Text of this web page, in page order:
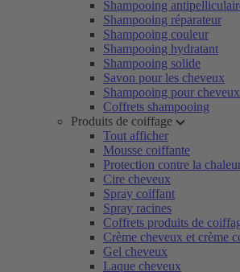
Shampooing
Shampooing réparateur
Shampooing couleur
Shampooing hydratant
Shampooing solide
Savon pour les cheveux
Shampooing pour
Coffrets shampooing
Produits de coiffage
Tout afficher
Mousse coiffante
Protection contre la
Cire cheveux
Spray coiffant
Spray racines
Coffrets produits de
Crème cheveux et crème
Gel cheveux
Laque cheveux